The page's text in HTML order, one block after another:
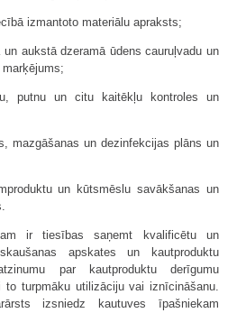
izmantoto materiālu apraksts;
aukstā dzeramā ūdens cauruļvadu un
putnu un citu kaitēkļu kontroles un
mazgāšanas un dezinfekcijas plāns un
un kūtsmēslu savākšanas un
ir tiesības saņemt kvalificētu un
apskates un kautproduktu
par kautproduktu derīgumu
to turpmāku utilizāciju vai iznīcināšanu.
izsniedz kautuves īpašniekam